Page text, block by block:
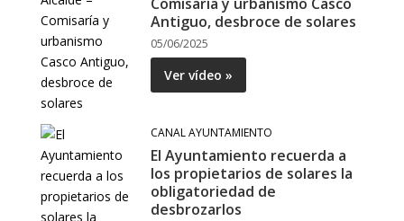
Antiguo, desbroce de solares
05/06/2025
Ver vídeo »
CANAL AYUNTAMIENTO
El Ayuntamiento recuerda a
los propietarios de solares la
obligatoriedad de
desbrozarlos